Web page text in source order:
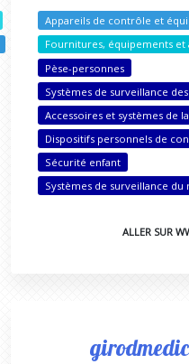
Appareils de contrôle et
Fournitures, équipements et
Pèse-personnes
Systèmes de surveillance
Accessoires et systèmes de
Dispositifs personnels de
Sécurité enfant
Systèmes de surveillance
ALLER SUR